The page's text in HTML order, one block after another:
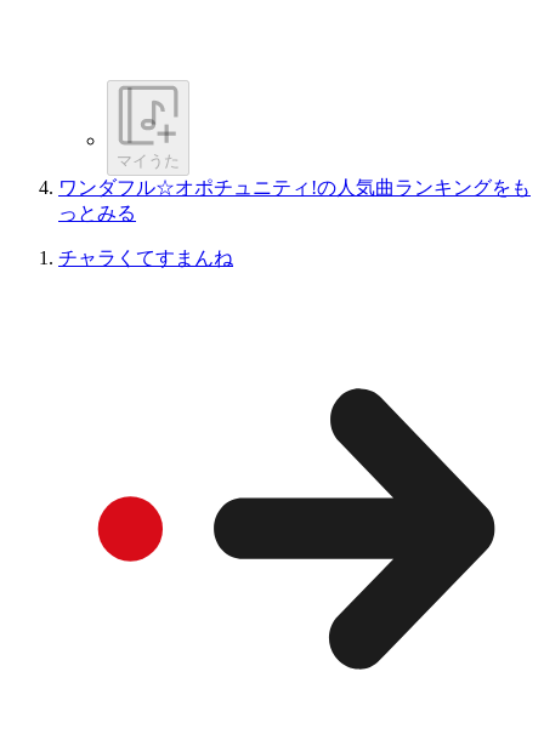
マイうた
ワンダフル☆オポチュニティ!の人気曲ランキングをも
っとみる
チャラくてすまんね